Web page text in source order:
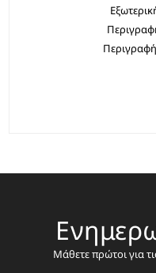
Μάθετε πρώτοι για